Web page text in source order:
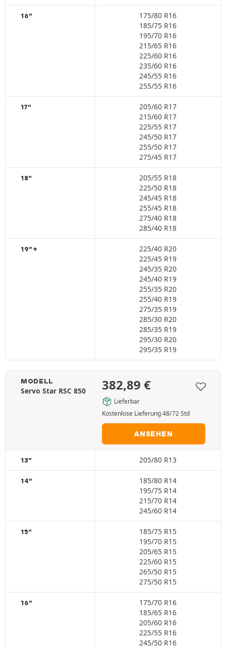
16"
175/80 R16
185/75 R16
195/70 R16
215/65 R16
225/60 R16
235/60 R16
245/55 R16
255/55 R16
17"
205/60 R17
215/60 R17
225/55 R17
245/50 R17
255/50 R17
275/45 R17
18"
205/55 R18
225/50 R18
245/45 R18
255/45 R18
275/40 R18
285/40 R18
19"+
225/40 R20
225/45 R19
245/35 R20
245/40 R19
255/35 R20
255/40 R19
275/35 R19
285/30 R20
285/35 R19
295/30 R20
295/35 R19
MODELL
Servo Star RSC 850 382,89 €
Lieferbar
Kostenlose Lieferung 48/72 Std
ANSEHEN
13" 205/80 R13
14"
185/80 R14
195/75 R14
215/70 R14
245/60 R14
15"
185/75 R15
195/70 R15
205/65 R15
225/60 R15
265/50 R15
275/50 R15
16"
175/70 R16
185/65 R16
205/60 R16
225/55 R16
245/50 R16